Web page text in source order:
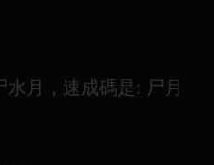
水月，速成碼是: 尸月